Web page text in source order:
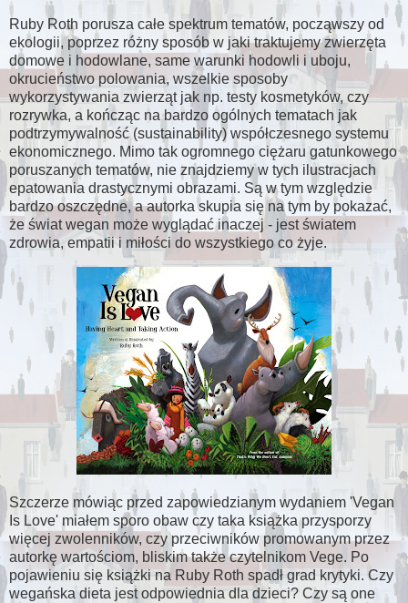
Ruby Roth porusza całe spektrum tematów, począwszy od
ekologii, poprzez różny sposób w jaki traktujemy zwierzęta
domowe i hodowlane, same warunki hodowli i uboju,
okrucieństwo polowania, wszelkie sposoby
wykorzystywania zwierząt jak np. testy kosmetyków, czy
rozrywka, a kończąc na bardzo ogólnych tematach jak
podtrzymywalność (sustainability) współczesnego systemu
ekonomicznego. Mimo tak ogromnego ciężaru gatunkowego
poruszanych tematów, nie znajdziemy w tych ilustracjach
epatowania drastycznymi obrazami. Są w tym względzie
bardzo oszczędne, a autorka skupia się na tym by pokazać,
że świat wegan może wyglądać inaczej - jest światem
zdrowia, empatii i miłości do wszystkiego co żyje.
Szczerze mówiąc przed zapowiedzianym wydaniem 'Vegan
Is Love' miałem sporo obaw czy taka książka przysporzy
więcej zwolenników, czy przeciwników promowanym przez
autorkę wartościom, bliskim także czytelnikom Vege. Po
pojawieniu się książki na Ruby Roth spadł grad krytyki. Czy
wegańska dieta jest odpowiednia dla dzieci? Czy są one